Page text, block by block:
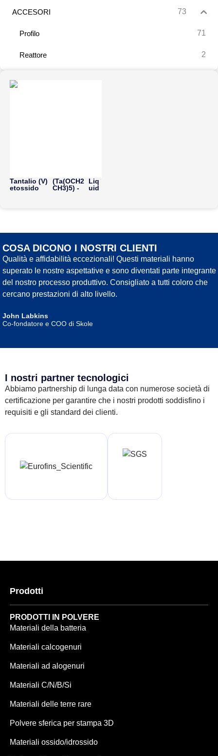
ACCESORI 73
Profilo 71
Reattore 2
Tantalio (V)
etossido
(Ta(OCH2
CH3)5) -
Liq
uid
COSA DICONO I NOSTRI CLIENTI
Qualità e affidabilità eccezionali! Questi materiali hanno
superato le nostre aspettative e sono diventati parte integrante
del nostro processo produttivo. Consigliato a tutti coloro che
cercano prestazioni di alto livello.
John Labkins
Co-fondatore e COO di Skole
I nostri partner tecnologici
Abbiamo partnership di lunga data con numerose società di
certificazione per garantire che i nostri prodotti soddisfino i
requisiti e gli standard dei clienti.
Prodotti
PRODOTTI IN POLVERE
Materiali della batteria
Materiali calcogenuri
Materiali ad alogenuri
Materiali C/N/B/Si
Materiali delle terre rare
Polvere sferica per stampa 3D
Materiali ossido/idrossido